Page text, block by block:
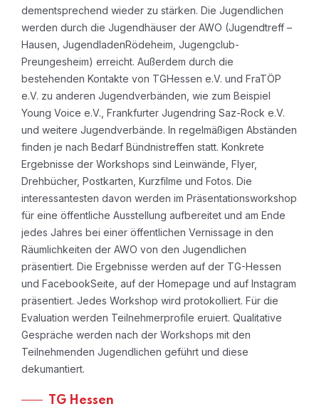
dementsprechend wieder zu stärken. Die Jugendlichen
werden durch die Jugendhäuser der AWO (Jugendtreff –
Hausen, JugendladenRödeheim, Jugengclub-
Preungesheim) erreicht. Außerdem durch die
bestehenden Kontakte von TGHessen e.V. und FraTÖP
e.V. zu anderen Jugendverbänden, wie zum Beispiel
Young Voice e.V., Frankfurter Jugendring Saz-Rock e.V.
und weitere Jugendverbände. In regelmäßigen Abständen
finden je nach Bedarf Bündnistreffen statt. Konkrete
Ergebnisse der Workshops sind Leinwände, Flyer,
Drehbücher, Postkarten, Kurzfilme und Fotos. Die
interessantesten davon werden im Präsentationsworkshop
für eine öffentliche Ausstellung aufbereitet und am Ende
jedes Jahres bei einer öffentlichen Vernissage in den
Räumlichkeiten der AWO von den Jugendlichen
präsentiert. Die Ergebnisse werden auf der TG-Hessen
und FacebookSeite, auf der Homepage und auf Instagram
präsentiert. Jedes Workshop wird protokolliert. Für die
Evaluation werden Teilnehmerprofile eruiert. Qualitative
Gespräche werden nach der Workshops mit den
Teilnehmenden Jugendlichen geführt und diese
dekumantiert.
TG Hessen